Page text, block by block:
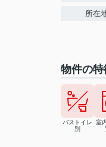
所在
物件の特
バストイレ
別
室